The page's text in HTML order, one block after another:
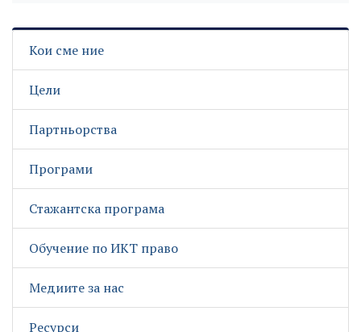
Кои сме ние
Цели
Партньорства
Програми
Стажантска програма
Обучение по ИКТ право
Медиите за нас
Ресурси